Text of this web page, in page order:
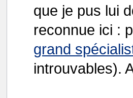
que je pus lui
reconnue ici :
grand
introuvables).